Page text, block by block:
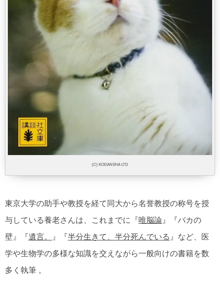
(C) KODANSHA LTD
東京大学の助手や教授を経て同大から名誉教授の称号を授
与している養老さんは、これまでに『唯脳論 』『バカの
壁』『遺言。 』『半分生きて、半分死んでいる 』など、医
学や生物学の多様な知識を交えながら一般向けの書籍を数
多く執筆 。